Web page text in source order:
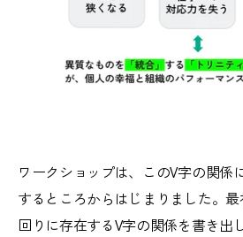
ワークショップは、このV字の関係
するところからはじまりました。
回りに存在するV字の関係を書き出